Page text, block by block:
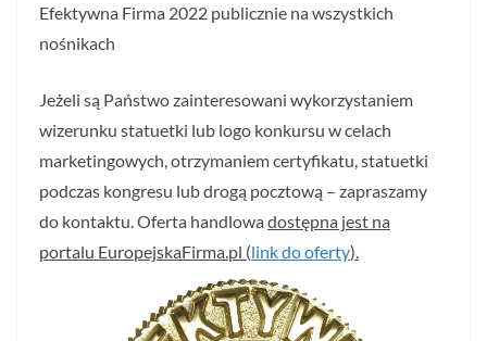
Efektywna Firma 2022 publicznie na wszystkich
nośnikach
Jeżeli są Państwo zainteresowani wykorzystaniem
wizerunku statuetki lub logo konkursu w celach
marketingowych, otrzymaniem certyfikatu, statuetki
podczas kongresu lub drogą pocztową – zapraszamy
do kontaktu. Oferta handlowadostępna jest na
portalu EuropejskaFirma.pl (link do oferty).